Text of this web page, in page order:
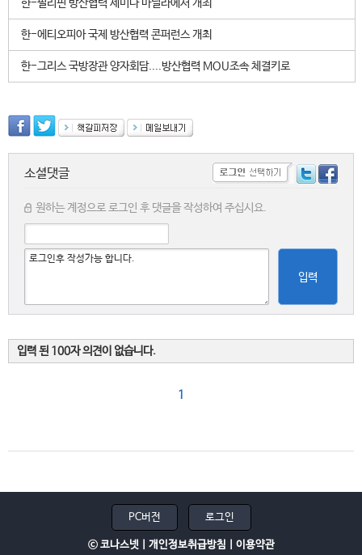
한-필리핀 방산협력 세미나 마닐라에서 개최
한-에티오피아 국제 방산협력 콘퍼런스 개최
한-그리스 국방장관 양자회담....방산협력 MOU조속 체결키로
소셜댓글
원하는 계정으로 로그인 후 댓글을 작성하여 주십시요.
입력
입력 된 100자 의견이 없습니다.
1
PC버전 로그인
ⓒ 코나스넷 | 개인정보취급방침 이용약관